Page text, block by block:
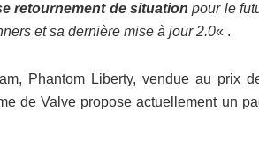
retournement de situation pour le
et sa dernière mise à jour 2.0« .
Phantom Liberty, vendue au prix
de Valve propose actuellement un